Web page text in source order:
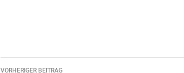
VORHERIGER BEITRAG